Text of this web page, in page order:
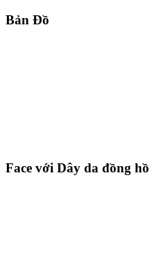
Bản Đồ
Face với Dây da đồng hồ